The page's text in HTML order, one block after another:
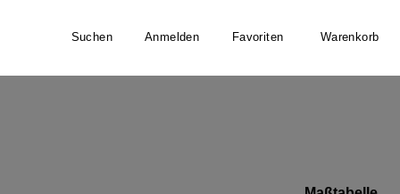
Suchen Anmelden Favoriten Warenkorb